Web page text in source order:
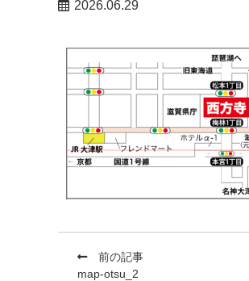
2026.06.29
前の記事
map-otsu_2